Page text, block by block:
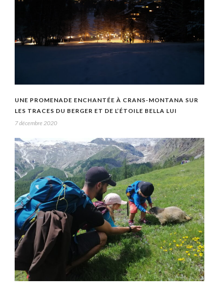
UNE PROMENADE ENCHANTÉE À CRANS-MONTANA SUR
LES TRACES DU BERGER ET DE L’ÉTOILE BELLA LUI
7 décembre 2020